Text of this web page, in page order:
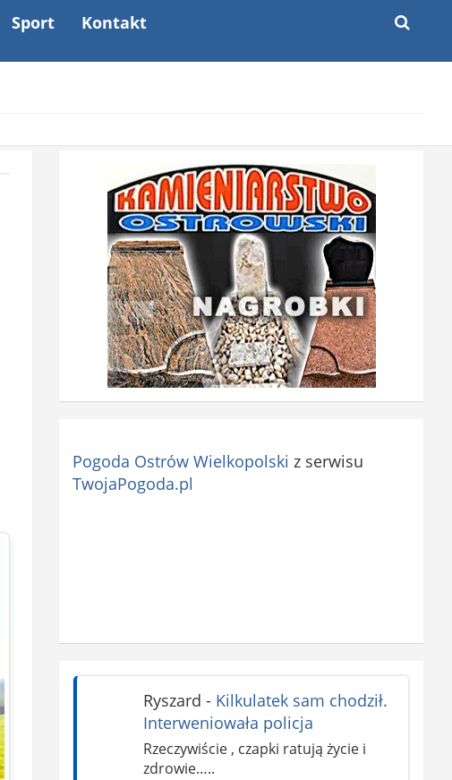
Sport Kontakt
Pogoda Ostrów Wielkopolski z serwisu
TwojaPogoda.pl
Ryszard - Kilkulatek sam chodził.
Interweniowała policja
Rzeczywiście , czapki ratują życie i
zdrowie…..